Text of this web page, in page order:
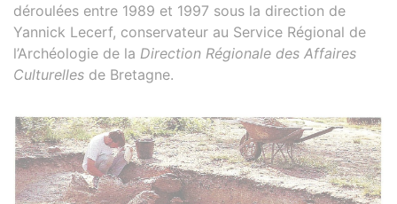
déroulées entre 1989 et 1997 sous la direction de
Yannick Lecerf, conservateur au Service Régional de
l’Archéologie de la Direction Régionale des Affaires
Culturelles de Bretagne.